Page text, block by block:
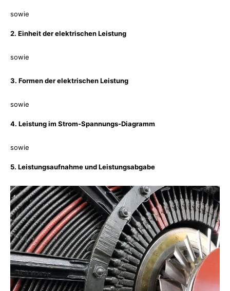
sowie
2. Einheit der elektrischen Leistung
sowie
3. Formen der elektrischen Leistung
sowie
4. Leistung im Strom-Spannungs-Diagramm
sowie
5. Leistungsaufnahme und Leistungsabgabe